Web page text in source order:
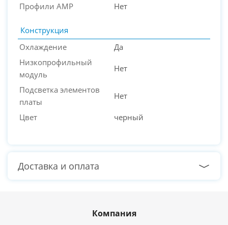
Профили AMP
Нет
Конструкция
Охлаждение
Да
Низкопрофильный
модуль
Нет
Подсветка элементов
платы
Нет
Цвет черный
Доставка и оплата
Компания